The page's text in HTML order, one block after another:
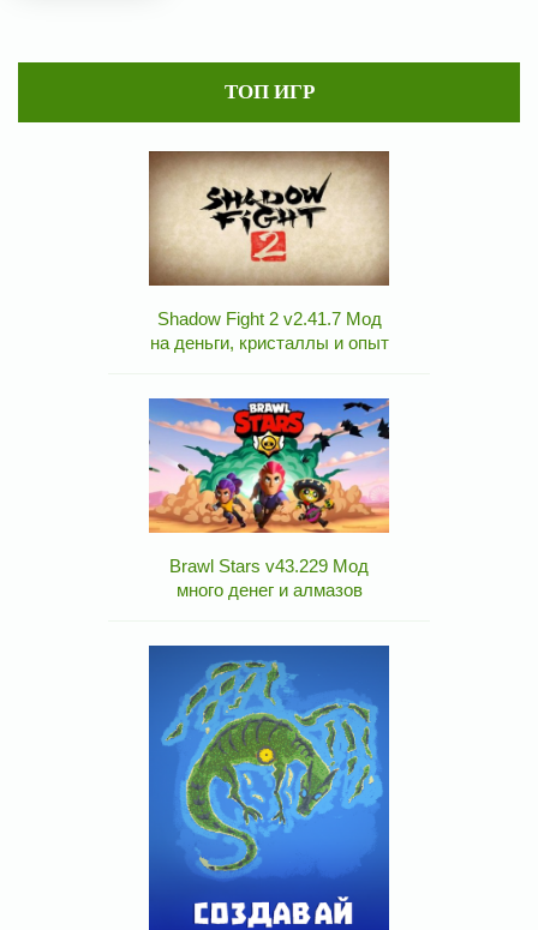
ТОП ИГР
Shadow Fight 2 v2.41.7 Мод
на деньги, кристаллы и опыт
Brawl Stars v43.229 Мод
много денег и алмазов